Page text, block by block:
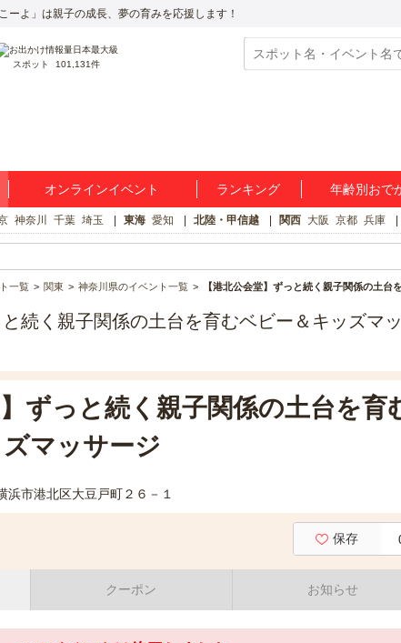
ーよ」は親子の成長、夢の育みを応援します！
スポット 101,131件
オンラインイベント ランキング 年齢別おで
神奈川 千葉 埼玉 東海 愛知 北陸・甲信越 関西 大阪 京都 兵庫
一覧 関東 神奈川県のイベント一覧 【港北公会堂】ずっと続く親子関係の土台
と続く親子関係の土台を育むベビー＆キッズマ
】ずっと続く親子関係の土台を育
マッサージ
浜市港北区大豆戸町２６－１
保存
クーポン お知らせ